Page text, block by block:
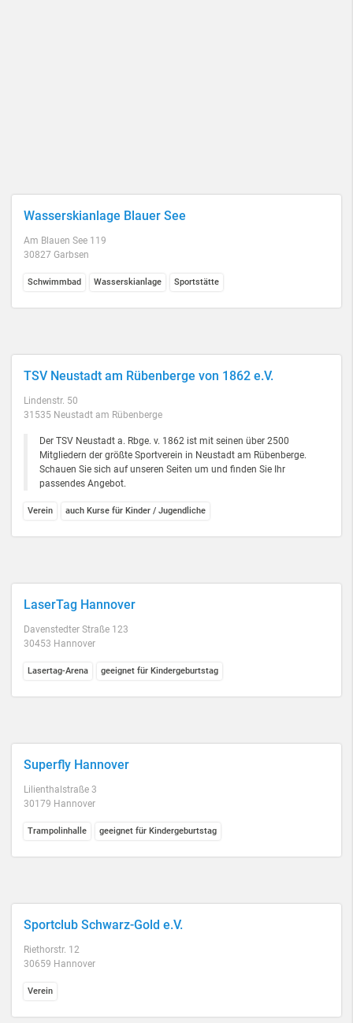
Wasserskianlage Blauer See
Am Blauen See 119
30827 Garbsen
Schwimmbad Wasserskianlage Sportstätte
TSV Neustadt am Rübenberge von 1862 e.V.
Lindenstr. 50
31535 Neustadt am Rübenberge
Der TSV Neustadt a. Rbge. v. 1862 ist mit seinen über 2500
Mitgliedern der größte Sportverein in Neustadt am Rübenberge.
Schauen Sie sich auf unseren Seiten um und finden Sie Ihr
passendes Angebot.
Verein auch Kurse für Kinder / Jugendliche
LaserTag Hannover
Davenstedter Straße 123
30453 Hannover
Lasertag-Arena geeignet für Kindergeburtstag
Superfly Hannover
Lilienthalstraße 3
30179 Hannover
Trampolinhalle geeignet für Kindergeburtstag
Sportclub Schwarz-Gold e.V.
Riethorstr. 12
30659 Hannover
Verein